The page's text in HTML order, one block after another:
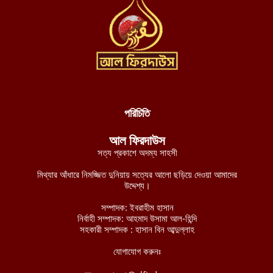
দক্ষিণ লেবাননে আইইডি বিস্ফোরণে দুই দখলদার ইসরায়েলি সেনা নিহত,
লালমনিরহাটে তিস্তা নদীর পানি বিপৎসীমার ওপরে, ভয়াবহ বন্যার শঙ্কা
আগস্ট ৫, ২০২৬
চীন-পাকিস্তানের নিরাপত্তা বিষয়ক ভিত্তিহীন অভিযোগ প্রত্যাখ্যান করেছে
ইমারাতে ইসলামিয়া
আশ-শাবাবের নিয়ন্ত্রণে কেন্দ্রীয় হিরান রাজ্যের ৩ শহর: নিহত মোগাদিশু
পরিচিতি
আল ফিরদাউস
সত্য প্রকাশে অদম্য সাহসী
মিথ্যার আঁধারে নিমজ্জিত দুনিয়ায় সত্যের আলো ছড়িয়ে দেওয়া আমাদের
উদ্দেশ্য।
সম্পাদক: ইবরাহীম হাসান
নির্বাহী সম্পাদক: আহমাদ উসামা আল-হিন্দি
সহকারী সম্পাদক : হাসান বিন আব্দুল্লাহ
যোগাযোগ করুনঃ